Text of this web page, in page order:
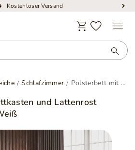
Kostenloser Versand
Schlafzimmer Polsterbett mit Bettkasten und Lattenrost 180x200 Marad Weiß
und Lattenrost